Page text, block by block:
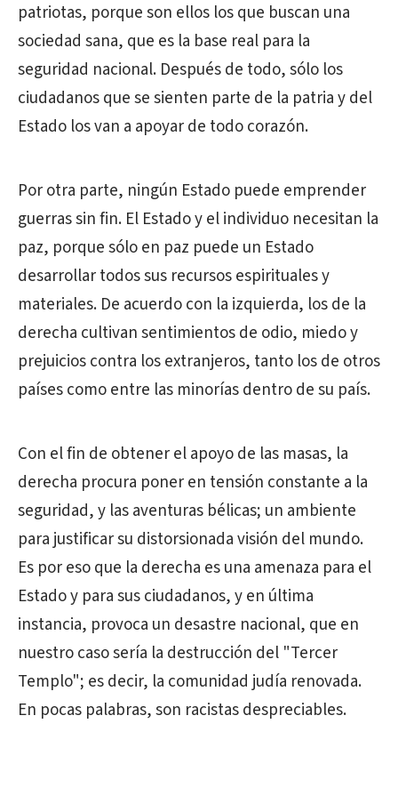
patriotas, porque son ellos los que buscan una
sociedad sana, que es la base real para la
seguridad nacional. Después de todo, sólo los
ciudadanos que se sienten parte de la patria y del
Estado los van a apoyar de todo corazón.
Por otra parte, ningún Estado puede emprender
guerras sin fin. El Estado y el individuo necesitan la
paz, porque sólo en paz puede un Estado
desarrollar todos sus recursos espirituales y
materiales. De acuerdo con la izquierda, los de la
derecha cultivan sentimientos de odio, miedo y
prejuicios contra los extranjeros, tanto los de otros
países como entre las minorías dentro de su país.
Con el fin de obtener el apoyo de las masas, la
derecha procura poner en tensión constante a la
seguridad, y las aventuras bélicas; un ambiente
para justificar su distorsionada visión del mundo.
Es por eso que la derecha es una amenaza para el
Estado y para sus ciudadanos, y en última
instancia, provoca un desastre nacional, que en
nuestro caso sería la destrucción del "Tercer
Templo"; es decir, la comunidad judía renovada.
En pocas palabras, son racistas despreciables.